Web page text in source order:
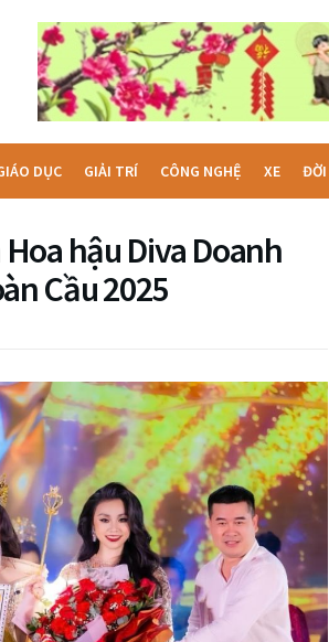
DỤC GIẢI TRÍ CÔNG NGHỆ XE ĐỜI
hậu Diva Doanh
Cầu 2025